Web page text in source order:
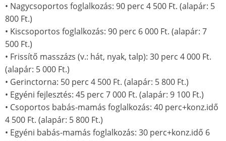
• Nagycsoportos foglalkozás: 90 perc 4 500 Ft. (alapár: 5
800 Ft.)
• Kiscsoportos foglalkozás: 90 perc 6 000 Ft. (alapár: 7
500 Ft.)
• Frissítő masszázs (v.: hát, nyak, talp): 30 perc 4 000 Ft.
(alapár: 5 000 Ft.)
• Gerinctorna: 50 perc 4 500 Ft. (alapár: 5 800 Ft.)
• Egyéni fejlesztés: 45 perc 7 000 Ft. (alapár: 9 100 Ft.)
• Csoportos babás-mamás foglalkozás: 40 perc+konz.idő
4 500 Ft. (alapár: 5 800 Ft.)
• Egyéni babás-mamás foglalkozás: 30 perc+konz.idő 6